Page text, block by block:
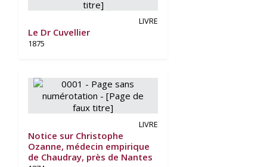
LIVRE
Le Dr Cuvellier
1875
LIVRE
Notice sur Christophe
Ozanne, médecin empirique
de Chaudray, près de Nantes